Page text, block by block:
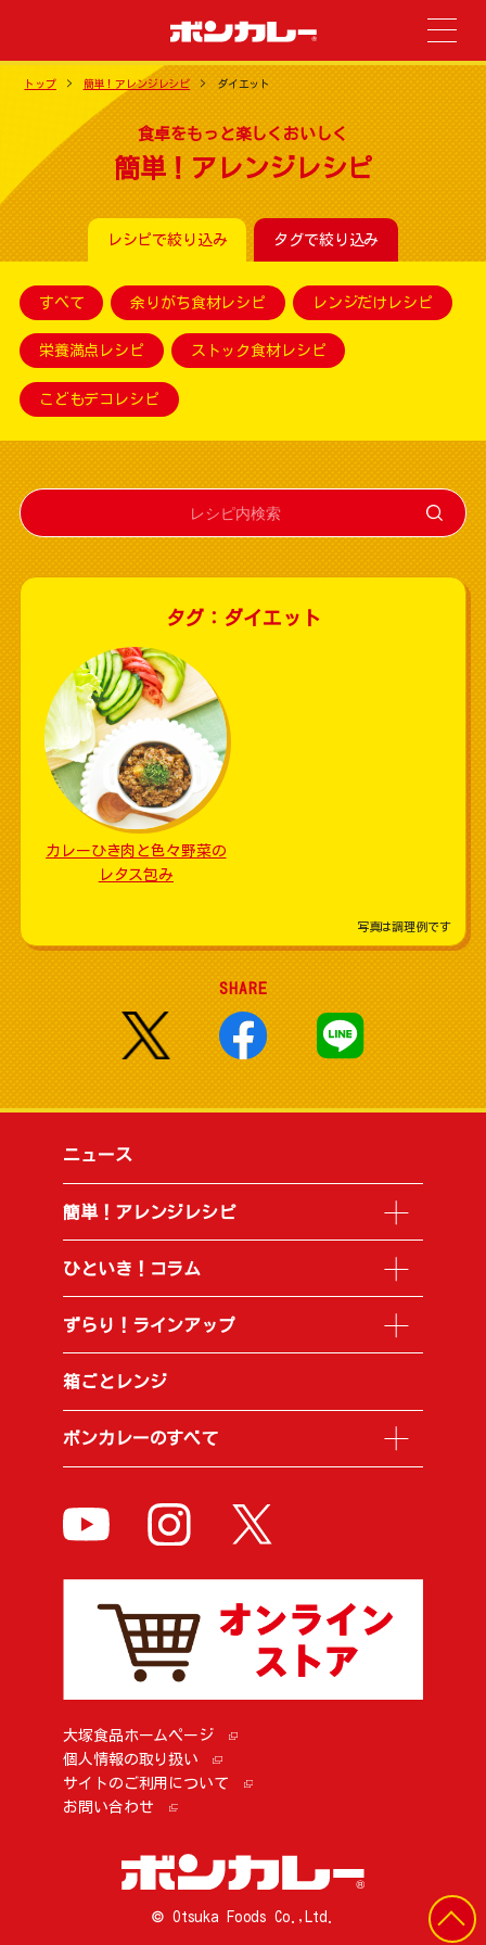
トップ 簡単！アレンジレシピ ダイエット
食卓をもっと楽しくおいしく
簡単！アレンジレシピ
レシピで絞り込み タグで絞り込み
すべて 余りがち食材レシピ レンジだけレシピ
栄養満点レシピ ストック食材レシピ
こどもデコレシピ
タグ：ダイエット
カレーひき肉と色々野菜の
レタス包み
写真は調理例です
SHARE
ニュース
簡単！アレンジレシピ
ひといき！コラム
ずらり！ラインアップ
箱ごとレンジ
ボンカレーのすべて
大塚食品ホームページ
個人情報の取り扱い
サイトのご利用について
お問い合わせ
© Otsuka Foods Co.,Ltd.